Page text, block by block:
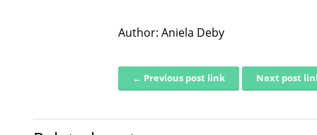
Author: Aniela Deby
Post navigation← Previous post link Next post